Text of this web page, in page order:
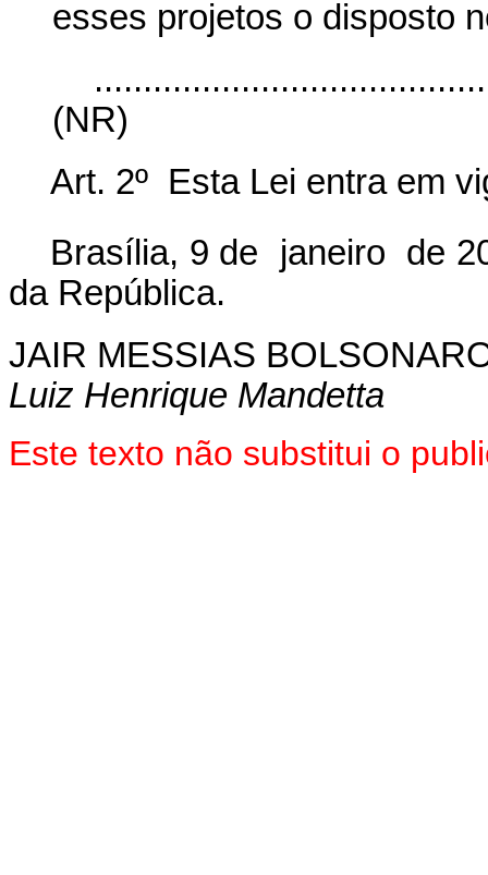
esses projetos o disposto
(NR)
Art. 2º Esta Lei entra em
Brasília, 9 de janeiro de
da República.
JAIR MESSIAS
Luiz Henrique Mandetta
Este texto não substitui o